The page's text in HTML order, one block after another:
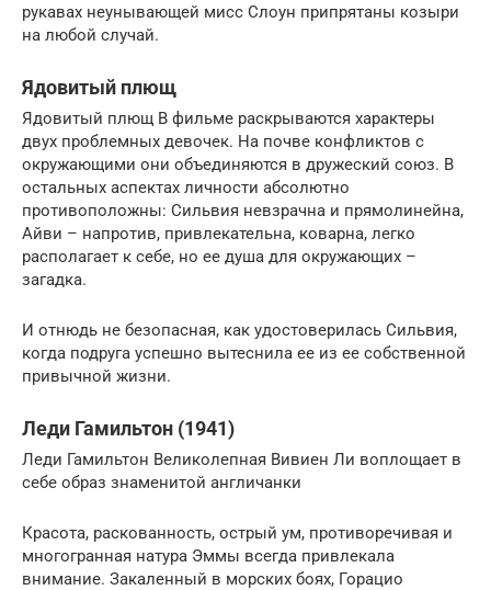
рукавах неунывающей мисс Слоун припрятаны козыри
на любой случай.
Ядовитый плющ
Ядовитый плющ В фильме раскрываются характеры
двух проблемных девочек. На почве конфликтов с
окружающими они объединяются в дружеский союз. В
остальных аспектах личности абсолютно
противоположны: Сильвия невзрачна и прямолинейна,
Айви – напротив, привлекательна, коварна, легко
располагает к себе, но ее душа для окружающих –
загадка.
И отнюдь не безопасная, как удостоверилась Сильвия,
когда подруга успешно вытеснила ее из ее собственной
привычной жизни.
Леди Гамильтон (1941)
Леди Гамильтон Великолепная Вивиен Ли воплощает в
себе образ знаменитой англичанки
Красота, раскованность, острый ум, противоречивая и
многогранная натура Эммы всегда привлекала
внимание. Закаленный в морских боях, Горацио